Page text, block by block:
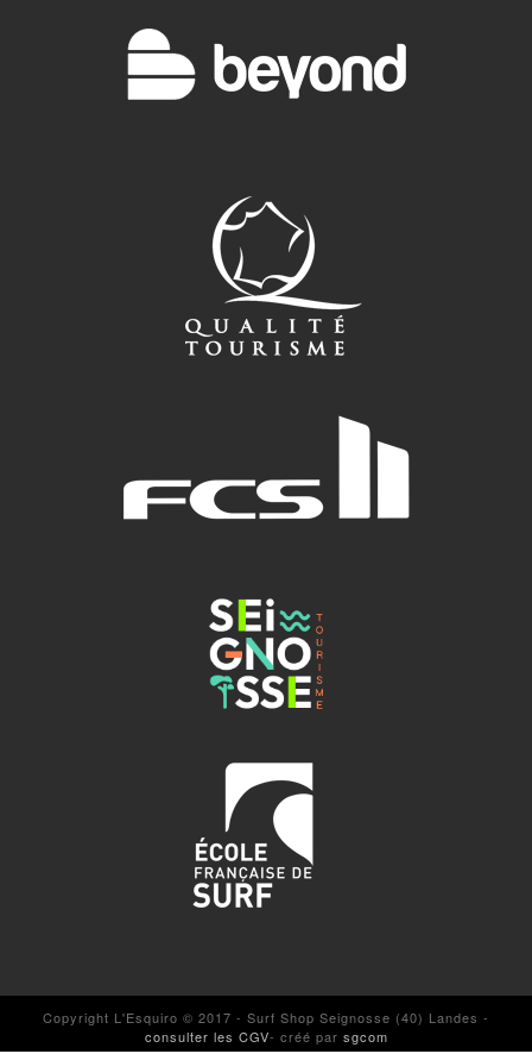
Copyright L'Esquiro © 2017 - Surf Shop Seignosse (40) Landes -
consulter les CGV- créé par sgcom